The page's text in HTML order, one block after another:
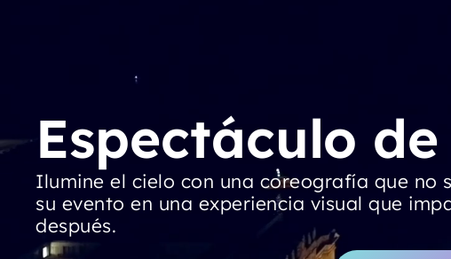
Espectáculo
Ilumine el cielo con una coreografía que no
su evento en una experiencia visual que
después.